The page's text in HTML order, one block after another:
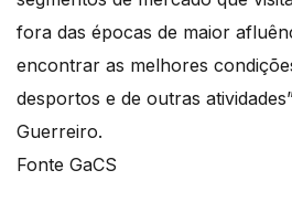
fora das épocas de maior
encontrar as melhores
desportos e de outras
Guerreiro.
Fonte GaCS